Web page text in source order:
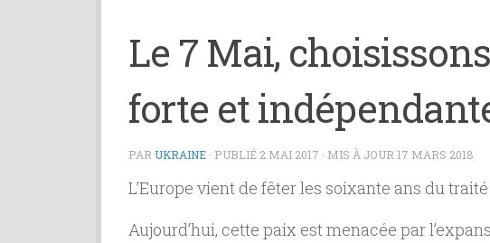
Le 7 Mai,
forte et
PAR UKRAINE · PUBLIÉ 2 MAI 2017 · MIS À JOUR 17 MARS 2018
L’Europe vient de fêter les soixante ans du
Aujourd’hui, cette paix est menacée par